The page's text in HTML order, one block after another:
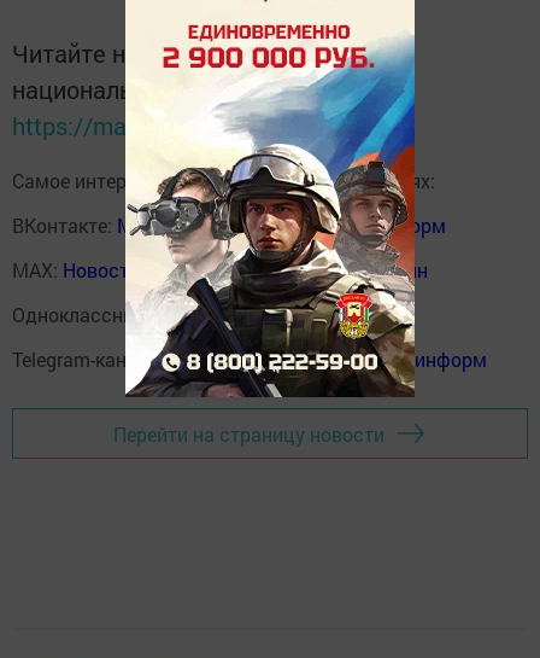
Читайте новости Татарстана в
национальном мессенджере MАХ:
https://max.ru/tatmedia
Самое интересное в наших социальных сетях:
ВКонтакте: Мензелинск news - Мензеля-информ
MAX: Новости Мензелинска - Мензеля онлайн
Одноклассники: ok.ru/menzelinsk
Telegram-канал:Мензелинск news - Мензеля-информ
Перейти на страницу новости